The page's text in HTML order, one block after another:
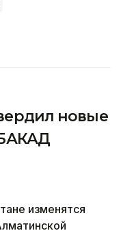
новые
изменятся